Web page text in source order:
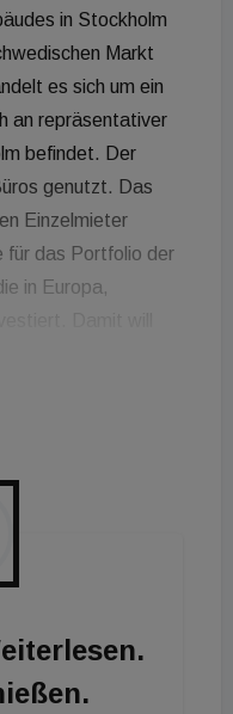
in Stockholm
Markt
es sich um ein
an repräsentativer
befindet. Der
genutzt. Das
Einzelmieter
für das Portfolio der
in Europa,
einer der
Europas. Der
sehr stark von
mehr freut es
Zukunft bietende
Zukäufe